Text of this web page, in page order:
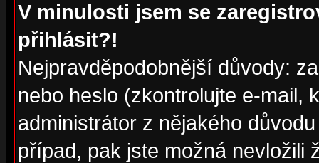
V minulosti jsem se
přihlásit?!
Nejpravděpodobnější důvody:
nebo heslo (zkontrolujte e-mail,
administrátor z nějakého
případ, pak jste možná nevložili